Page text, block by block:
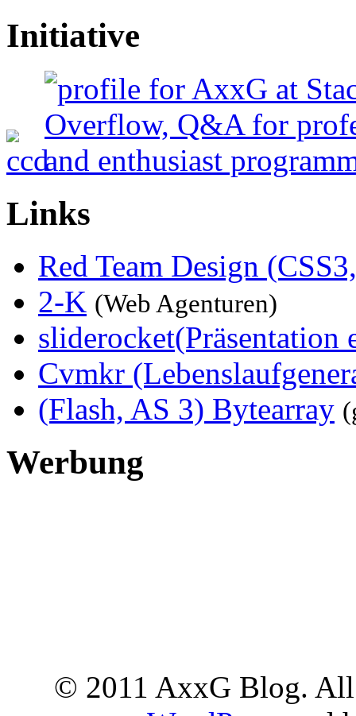
Initiative
Links
Red Team Design
2-K (Web Agenturen)
sliderocket(Präsentation
Cvmkr
(Flash, AS 3) Bytearray
Werbung
© 2011 AxxG Blog. All